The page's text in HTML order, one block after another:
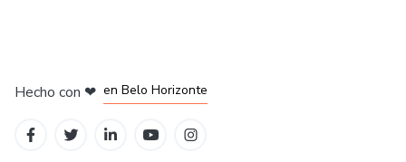
Hecho con ❤ en Belo Horizonte